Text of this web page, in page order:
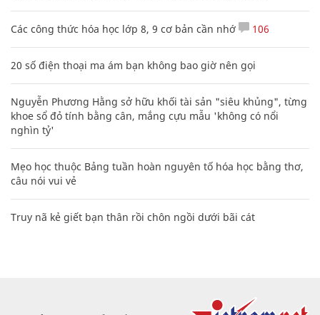
Các công thức hóa học lớp 8, 9 cơ bản cần nhớ 106
20 số điện thoại ma ám bạn không bao giờ nên gọi
Nguyễn Phương Hằng sở hữu khối tài sản "siêu khủng", từng
khoe sổ đỏ tính bằng cân, mắng cựu mẫu 'không có nổi
nghìn tỷ'
Mẹo học thuộc Bảng tuần hoàn nguyên tố hóa học bằng thơ,
câu nói vui vẻ
Truy nã kẻ giết bạn thân rồi chôn ngồi dưới bãi cát